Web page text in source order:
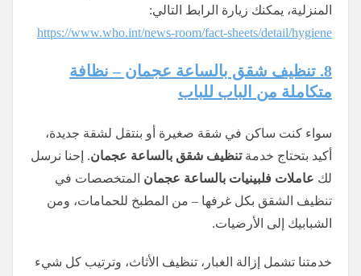
المنزلية، يمكنك زيارة الرابط التالي:
https://www.who.int/news-room/fact-sheets/detail/hygiene
8. تنظيف شقق بالساعة عجمان – نظافة
متكاملة من الباب للباب
سواء كنت ساكن في شقة صغيرة أو بنتقل لشقة جديدة،
أكيد بتحتاج خدمةتنظيف شقق بالساعة عجمان. إحنا نرسل
لك عاملات فلبينيات بالساعة عجمان المتخصصات في
تنظيف الشقق بكل غرفها – من المطبخ للحمامات، ومن
الشبابيك إلى الأرضيات.
خدمتنا تشمل إزالة الغبار، تنظيف الأثاث، وترتيب كل شيء